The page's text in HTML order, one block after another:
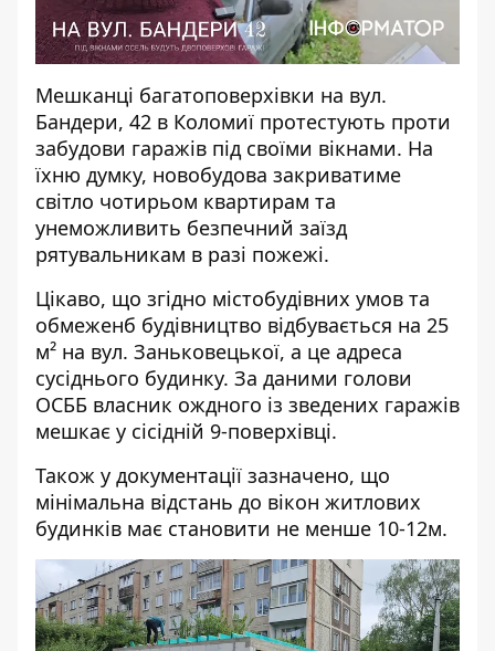
Мешканці багатоповерхівки на вул.
Бандери, 42 в Коломиї протестують проти
забудови гаражів під своїми вікнами. На
їхню думку, новобудова закриватиме
світло чотирьом квартирам та
унеможливить безпечний заїзд
рятувальникам в разі пожежі.
Цікаво, що згідно містобудівних умов та
обмеженб будівництво відбувається на 25
м² на вул. Заньковецької, а це адреса
сусіднього будинку. За даними голови
ОСББ власник ождного із зведених гаражів
мешкає у сісідній 9-поверхівці.
Також у документації зазначено, що
мінімальна відстань до вікон житлових
будинків має становити не менше 10-12м.